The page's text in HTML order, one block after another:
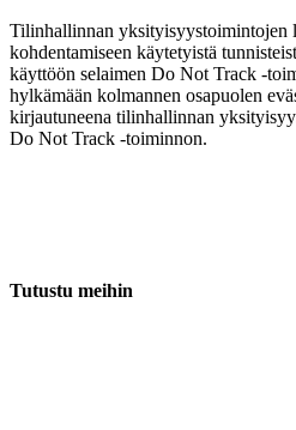
Tilinhallinnan yksityisyystoimintojen
kohdentamiseen käytetyistä
käyttöön selaimen Do Not Track -
hylkämään kolmannen osapuolen
kirjautuneena tilinhallinnan
Do Not Track -toiminnon.
Tutustu meihin